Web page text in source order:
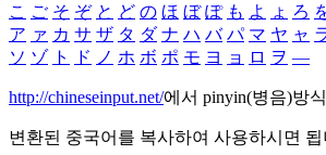
こ ご そ ぞ と ど の ほ ぼ ぽ も よ ょ ろ
ア ァ カ サ ザ タ ダ ナ ハ バ パ マ ヤ ャ
ソ ゾ ト ド ノ ホ ボ ポ モ ヨ ョ ロ ヲ ―
http://chineseinput.net/에서 pinyin(병음)방
변환된 중국어를 복사하여 사용하시면 됩